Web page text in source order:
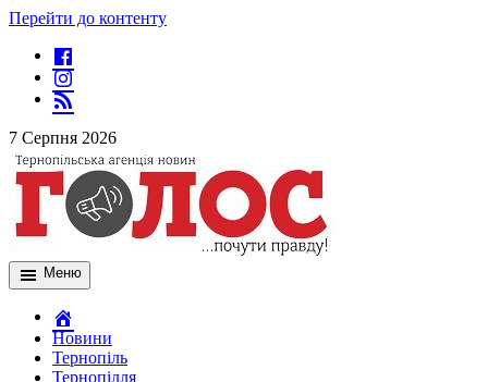
Перейти до контенту
7 Серпня 2026
Меню
Новини
Тернопіль
Тернопілля